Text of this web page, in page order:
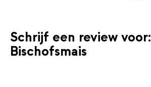
Schrijf een review voor:
Bischofsmais